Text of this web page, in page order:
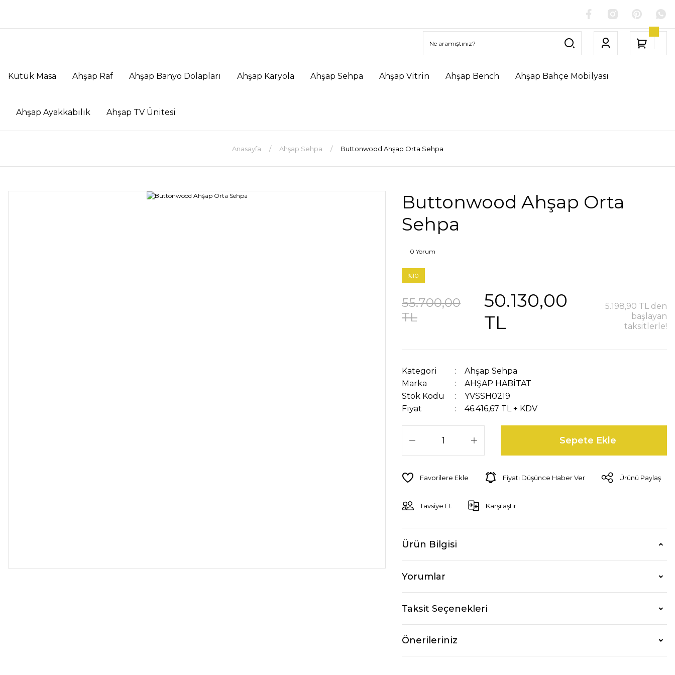
Kütük Masa Ahşap Raf Ahşap Banyo Dolapları Ahşap Karyola Ahşap Sehpa Ahşap Vitrin Ahşap Bench Ahşap Bahçe Mobilyası
Ahşap Ayakkabılık Ahşap TV Ünitesi
Anasayfa Ahşap Sehpa Buttonwood Ahşap Orta Sehpa
Buttonwood Ahşap Orta
Sehpa
0 Yorum
%10
55.700,00
TL
50.130,00
TL
5.198,90 TL den
başlayan
taksitlerle!
Kategori
Ahşap Sehpa
Marka
AHŞAP HABİTAT
Stok Kodu
YVSSH0219
Fiyat
46.416,67 TL + KDV
Sepete Ekle
Fiyatı Düşünce Haber Ver Ürünü Paylaş
Tavsiye Et Karşılaştır
Ürün Bilgisi
Yorumlar
Taksit Seçenekleri
Önerileriniz